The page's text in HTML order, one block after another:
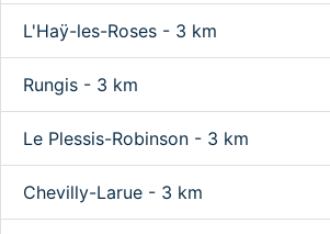
L'Haÿ-les-Roses - 3 km
Rungis - 3 km
Le Plessis-Robinson - 3 km
Chevilly-Larue - 3 km